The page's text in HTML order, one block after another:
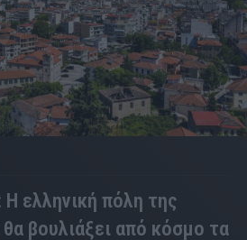
ελληνική πόλη της
βουλιάξει από κόσμο τα